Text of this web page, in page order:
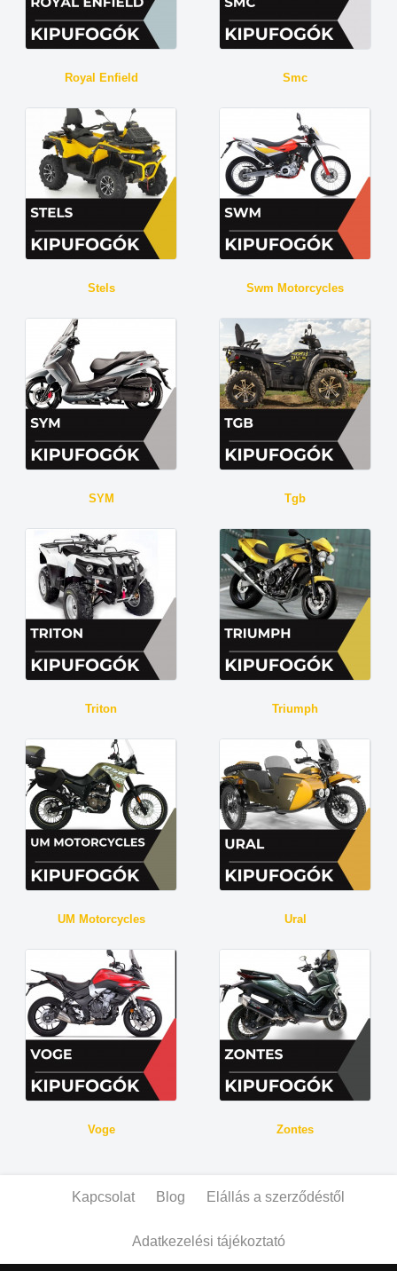
Royal Enfield Smc
Stels Swm Motorcycles
SYM Tgb
Triton Triumph
UM Motorcycles Ural
Voge Zontes
Kapcsolat Blog Elállás a szerződéstől
Adatkezelési tájékoztató